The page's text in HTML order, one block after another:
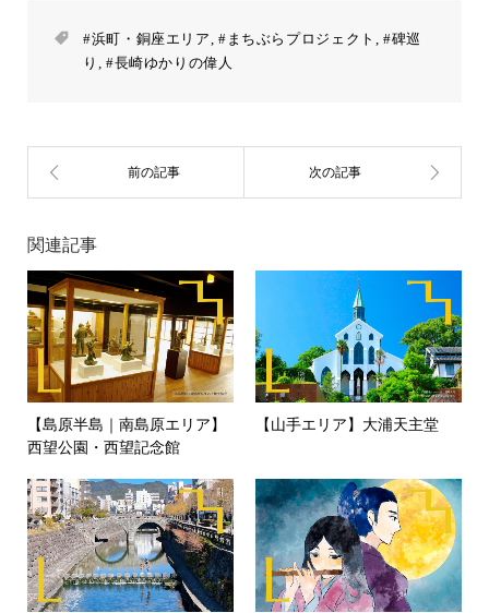
#浜町・銅座エリア, #まちぶらプロジェクト , #碑巡
り , #長崎ゆかりの偉人
関連記事
【島原半島｜南島原エリア】
西望公園・西望記念館
【山手エリア】大浦天主堂